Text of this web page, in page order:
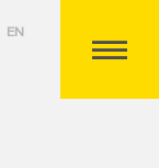
EN